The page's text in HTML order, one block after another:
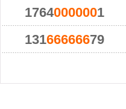
17640000001
13166666679